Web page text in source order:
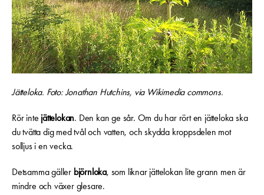
Jätteloka. Foto: Jonathan Hutchins, via Wikimedia commons.
Rör intejättelokan. Den kan ge sår. Om du har rört en jätteloka ska
du tvätta dig med tvål och vatten, och skydda kroppsdelen mot
solljus i en vecka.
Detsamma gäller björnloka, som liknar jättelokan lite grann men är
mindre och växer glesare.